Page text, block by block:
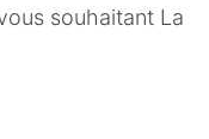
souhaitant La